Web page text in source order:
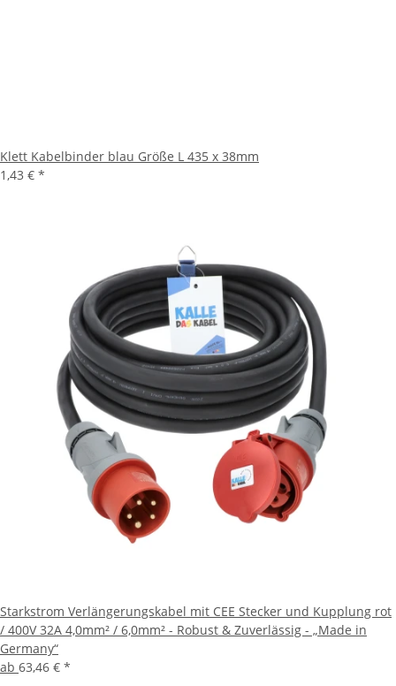
Klett Kabelbinder blau Größe L 435 x 38mm
1,43 € *
Starkstrom Verlängerungskabel mit CEE Stecker und Kupplung rot
/ 400V 32A 4,0mm² / 6,0mm² - Robust & Zuverlässig - „Made in
Germany“
ab 63,46 € *